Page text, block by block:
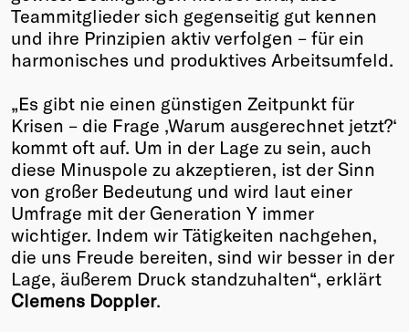
Teammitglieder sich gegenseitig gut kennen
und ihre Prinzipien aktiv verfolgen – für ein
harmonisches und produktives Arbeitsumfeld.
„Es gibt nie einen günstigen Zeitpunkt für
Krisen – die Frage ‚Warum ausgerechnet jetzt?‘
kommt oft auf. Um in der Lage zu sein, auch
diese Minuspole zu akzeptieren, ist der Sinn
von großer Bedeutung und wird laut einer
Umfrage mit der Generation Y immer
wichtiger. Indem wir Tätigkeiten nachgehen,
die uns Freude bereiten, sind wir besser in der
Lage, äußerem Druck standzuhalten“, erklärt
Clemens Doppler.